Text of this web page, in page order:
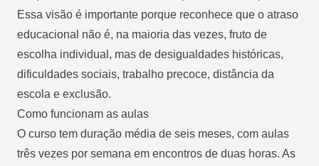
Essa visão é importante porque reconhece que o atraso
educacional não é, na maioria das vezes, fruto de
escolha individual, mas de desigualdades históricas,
dificuldades sociais, trabalho precoce, distância da
escola e exclusão.
Como funcionam as aulas
O curso tem duração média de seis meses, com aulas
três vezes por semana em encontros de duas horas. As